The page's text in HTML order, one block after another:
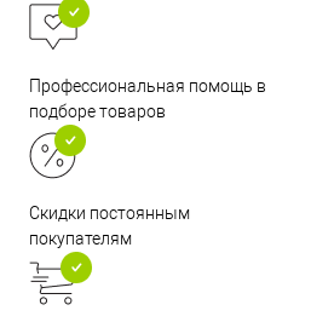
Профессиональная помощь в
подборе товаров
Скидки постоянным
покупателям